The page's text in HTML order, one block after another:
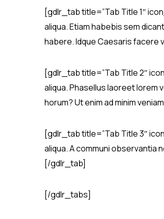
[gdlr_tab title=”Tab Title 1″
aliqua. Etiam habebis sem
habere. Idque Caesaris
[gdlr_tab title=”Tab Title 2″
aliqua. Phasellus laoreet lorem
horum? Ut enim ad minim
[gdlr_tab title=”Tab Title 3″
aliqua. A communi observantia
[/gdlr_tab]
[/gdlr_tabs]